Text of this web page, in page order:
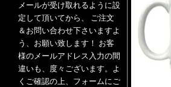
メールが受け取れるように設
定して頂いてから、 ご注文
＆お問い合わせ下さいますよ
う、お願い致します！ お客
様のメールアドレス入力の間
違いも、度々ございます。よ
くご確認の上、フォームにご